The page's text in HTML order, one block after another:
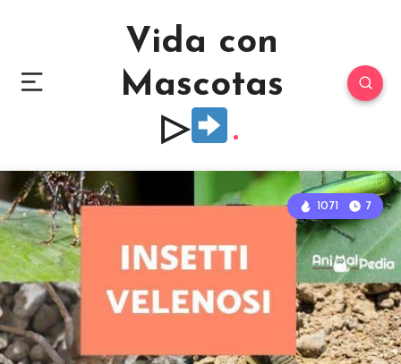
Vida con
Mascotas
▷
1071 7